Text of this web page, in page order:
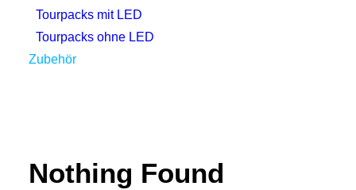
Tourpacks mit LED
Tourpacks ohne LED
Zubehör
Nothing Found